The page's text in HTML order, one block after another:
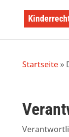
Startseite»